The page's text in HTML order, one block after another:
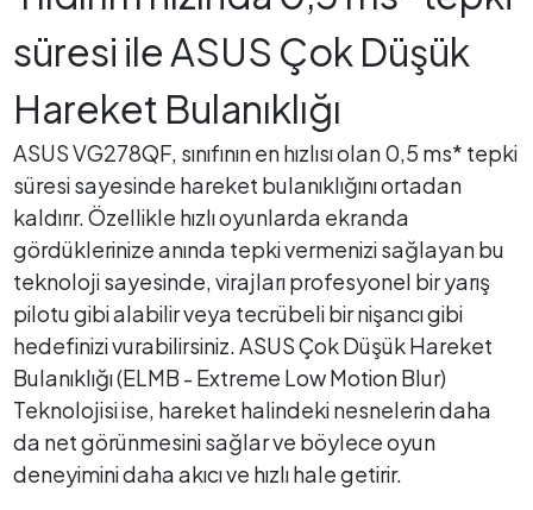
süresi ile ASUS Çok Düşük
Hareket Bulanıklığı
ASUS VG278QF, sınıfının en hızlısı olan 0,5 ms* tepki
süresi sayesinde hareket bulanıklığını ortadan
kaldırır. Özellikle hızlı oyunlarda ekranda
gördüklerinize anında tepki vermenizi sağlayan bu
teknoloji sayesinde, virajları profesyonel bir yarış
pilotu gibi alabilir veya tecrübeli bir nişancı gibi
hedefinizi vurabilirsiniz. ASUS Çok Düşük Hareket
Bulanıklığı (ELMB - Extreme Low Motion Blur)
Teknolojisi ise, hareket halindeki nesnelerin daha
da net görünmesini sağlar ve böylece oyun
deneyimini daha akıcı ve hızlı hale getirir.